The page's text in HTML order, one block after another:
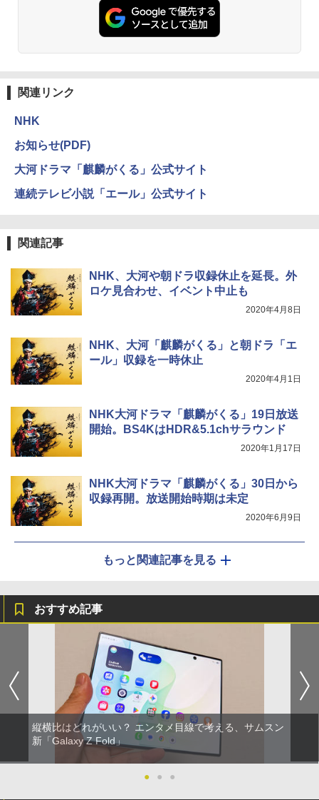
関連リンク
NHK
お知らせ(PDF)
大河ドラマ「麒麟がくる」公式サイト
連続テレビ小説「エール」公式サイト
関連記事
NHK、大河や朝ドラ収録休止を延長。外
ロケ見合わせ、イベント中止も
2020年4月8日
NHK、大河「麒麟がくる」と朝ドラ「エ
ール」収録を一時休止
2020年4月1日
NHK大河ドラマ「麒麟がくる」19日放送
開始。BS4KはHDR&5.1chサラウンド
2020年1月17日
NHK大河ドラマ「麒麟がくる」30日から
収録再開。放送開始時期は未定
2020年6月9日
もっと関連記事を見る
おすすめ記事
縦横比はどれがいい？ エンタメ目線で考える、サムスン
新「Galaxy Z Fold」
● ● ●